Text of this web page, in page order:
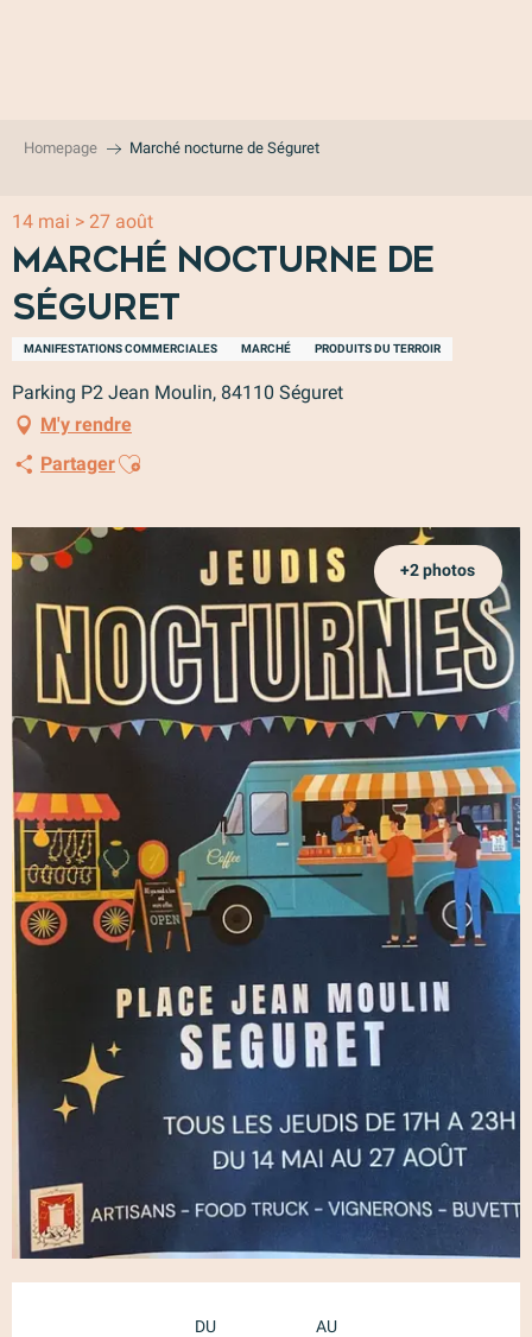
Homepage Marché nocturne de Séguret
14 mai > 27 août
Marché nocturne de
Séguret
MANIFESTATIONS COMMERCIALES MARCHÉ PRODUITS DU TERROIR
Parking P2 Jean Moulin, 84110 Séguret
M'y rendre
PartagerAjouter aux favoris
+2 photos
DU AU